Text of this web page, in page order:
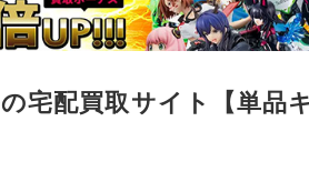
宅配買取サイト【単品